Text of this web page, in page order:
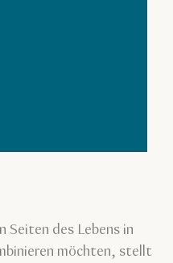
Seiten des Lebens in
möchten, stellt